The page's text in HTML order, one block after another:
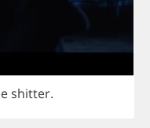
shitter.